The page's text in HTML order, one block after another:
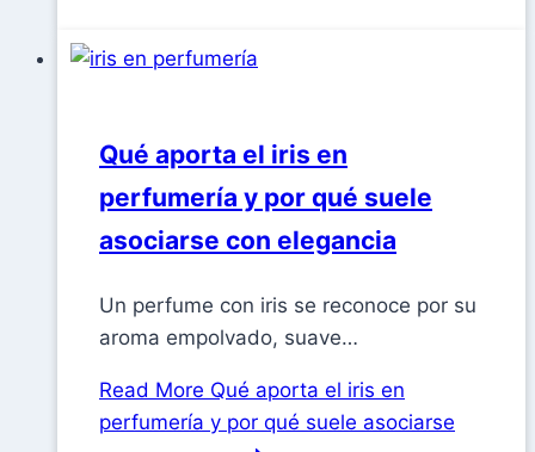
Qué aporta el iris en
perfumería y por qué suele
asociarse con elegancia
Un perfume con iris se reconoce por su
aroma empolvado, suave…
Read More Qué aporta el iris en
perfumería y por qué suele asociarse